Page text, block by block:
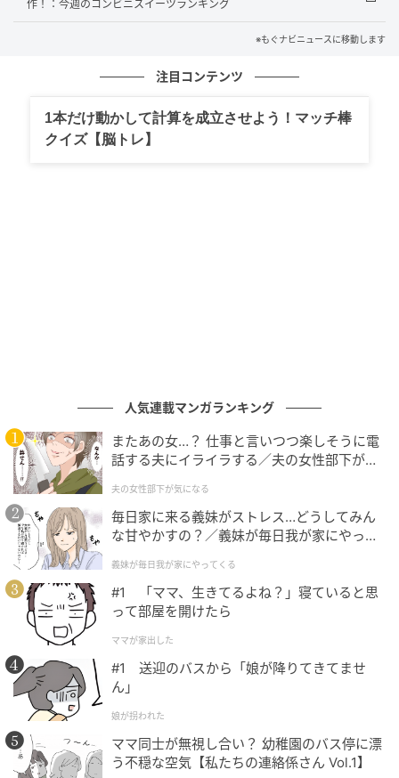
マドレーヌ生地に宮古島産紅芋のペーストを使用した
クリームを絞った紅芋のタルトです。 沖縄で販売
ファミリーマート ファミマルSweets チョコ
ミントタルト
もぐナビニュース
タルト生地にミントパウダー入りのチョコミント生地
とチョコチップを加え、キューブチョコをトッピング
して焼き上げた、チョコの甘さとさわやかなミントの
味わいが楽しめるタルトです。 ［数量限定］
ファミリーマート ファミマルSweets チョコ
ミントパウンドケーキ
作！：今週のコンビニスイーツランキング
※もぐナビニュースに移動します
注目コンテンツ
1本だけ動かして計算を成立させよう！マッチ棒
クイズ【脳トレ】
人気連載マンガランキング
またあの女…？ 仕事と言いつつ楽しそうに電
話する夫にイライラする／夫の女性部下が気
夫の女性部下が気になる
毎日家に来る義妹がストレス…どうしてみん
な甘やかすの？／義妹が毎日我が家にやって
が】
義妹が毎日我が家にやってくる
#1 「ママ、生きてるよね？」寝ていると思
って部屋を開けたら
ママが家出した
#1 送迎のバスから「娘が降りてきてませ
ん」
娘が拐われた
ママ同士が無視し合い？ 幼稚園のバス停に漂
う不穏な空気【私たちの連絡係さん Vol.1】